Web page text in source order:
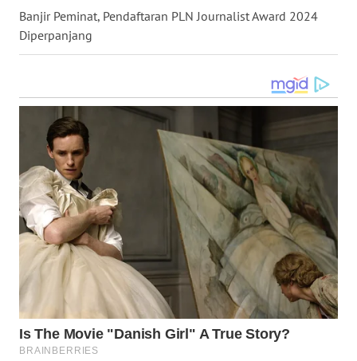
Banjir Peminat, Pendaftaran PLN Journalist Award 2024
Diperpanjang
WN
KARO
SIMALUNGUN
WN
LABUHANBATU
WN
TAPANULI
TENGAH
WN DELI
SERDANG
WN